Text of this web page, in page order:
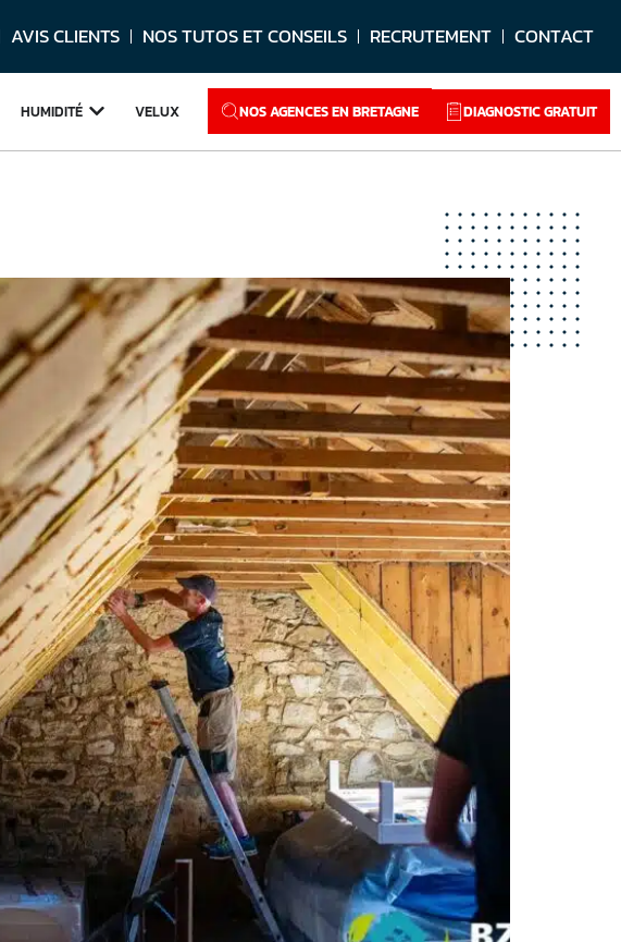
AVIS CLIENTS NOS TUTOS ET CONSEILS RECRUTEMENT CONTACT
HUMIDITÉ VELUX NOS AGENCES EN BRETAGNE DIAGNOSTIC GRATUIT